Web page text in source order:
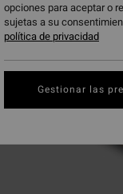
opciones para aceptar o
sujetas a su
política de privacidad
Gestionar las